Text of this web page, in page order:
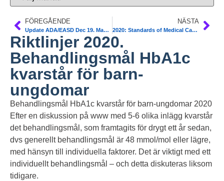
FÖREGÅENDE
Update ADA/EASD Dec 19. Management of T2DM based on CVOT trials
NÄSTA
2020: Standards of Medical Care in Diabetes ADA
Riktlinjer 2020.
Behandlingsmål HbA1c
kvarstår för barn-
ungdomar
Behandlingsmål HbA1c kvarstår för barn-ungdomar 2020
Efter en diskussion på www med 5-6 olika inlägg kvarstår
det behandlingsmål, som framtagits för drygt ett år sedan,
dvs generellt behandlingsmål är 48 mmol/mol eller lägre,
med hänsyn till individuella faktorer. Det är viktigt med ett
individuellt behandlingsmål – och detta diskuteras liksom
tidigare.